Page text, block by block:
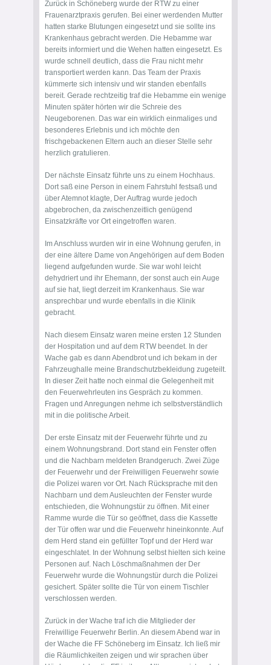
Zurück in Schöneberg wurde der RTW zu einer
Frauenarztpraxis gerufen. Bei einer werdenden Mutter
hatten starke Blutungen eingesetzt und sie sollte ins
Krankenhaus gebracht werden. Die Hebamme war
bereits informiert und die Wehen hatten eingesetzt. Es
wurde schnell deutlich, dass die Frau nicht mehr
transportiert werden kann. Das Team der Praxis
kümmerte sich intensiv und wir standen ebenfalls
bereit. Gerade rechtzeitig traf die Hebamme ein wenige
Minuten später hörten wir die Schreie des
Neugeborenen. Das war ein wirklich einmaliges und
besonderes Erlebnis und ich möchte den
frischgebackenen Eltern auch an dieser Stelle sehr
herzlich gratulieren.
Der nächste Einsatz führte uns zu einem Hochhaus.
Dort saß eine Person in einem Fahrstuhl festsaß und
über Atemnot klagte, Der Auftrag wurde jedoch
abgebrochen, da zwischenzeitlich genügend
Einsatzkräfte vor Ort eingetroffen waren.
Im Anschluss wurden wir in eine Wohnung gerufen, in
der eine ältere Dame von Angehörigen auf dem Boden
liegend aufgefunden wurde. Sie war wohl leicht
dehydriert und ihr Ehemann, der sonst auch ein Auge
auf sie hat, liegt derzeit im Krankenhaus. Sie war
ansprechbar und wurde ebenfalls in die Klinik
gebracht.
Nach diesem Einsatz waren meine ersten 12 Stunden
der Hospitation und auf dem RTW beendet. In der
Wache gab es dann Abendbrot und ich bekam in der
Fahrzeughalle meine Brandschutzbekleidung zugeteilt.
In dieser Zeit hatte noch einmal die Gelegenheit mit
den Feuerwehrleuten ins Gespräch zu kommen.
Fragen und Anregungen nehme ich selbstverständlich
mit in die politische Arbeit.
Der erste Einsatz mit der Feuerwehr führte und zu
einem Wohnungsbrand. Dort stand ein Fenster offen
und die Nachbarn meldeten Brandgeruch. Zwei Züge
der Feuerwehr und der Freiwilligen Feuerwehr sowie
die Polizei waren vor Ort. Nach Rücksprache mit den
Nachbarn und dem Ausleuchten der Fenster wurde
entschieden, die Wohnungstür zu öffnen. Mit einer
Ramme wurde die Tür so geöffnet, dass die Kassette
der Tür offen war und die Feuerwehr hineinkonnte. Auf
dem Herd stand ein gefüllter Topf und der Herd war
eingeschlatet. In der Wohnung selbst hielten sich keine
Personen auf. Nach Löschmaßnahmen der Der
Feuerwehr wurde die Wohnungstür durch die Polizei
gesichert. Später sollte die Tür von einem Tischler
verschlossen werden.
Zurück in der Wache traf ich die Mitglieder der
Freiwillige Feuerwehr Berlin​. An diesem Abend war in
der Wache die FF Schöneberg im Einsatz. Ich ließ mir
die Räumlichkeiten zeigen und wir sprachen über